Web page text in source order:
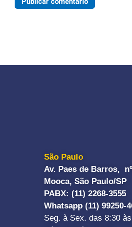
São Paulo
Av. Paes de Barros,
Mooca, São Paulo/SP
PABX: (11) 2268-3555
Whatsapp (11) 99250-
Seg. à Sex. das 8:30